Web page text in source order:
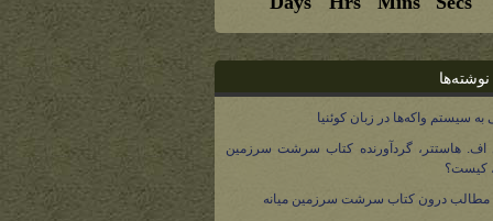
نوشته‌ها
به سیستم واکه‌ها در زبان کوئنیا
اف. هاستتر، گردآورنده کتاب سرشت سرزمین
کیست؟
درون کتاب سرشت سرزمین میانه